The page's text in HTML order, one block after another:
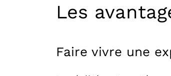
Les
Faire vivre une